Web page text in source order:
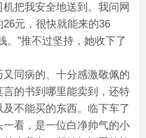
把我安全地送到。我问网
元，很快就能来的36
。”推不过坚持，她收下了
同病的、十分感激敬佩的
的书到哪里能卖到，还特
不能买的东西。临下车了
看，是一位白净帅气的小